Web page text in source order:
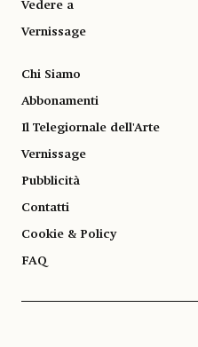
Vedere a
Vernissage
Chi Siamo
Abbonamenti
Il Telegiornale dell'Arte
Vernissage
Pubblicità
Contatti
Cookie & Policy
FAQ